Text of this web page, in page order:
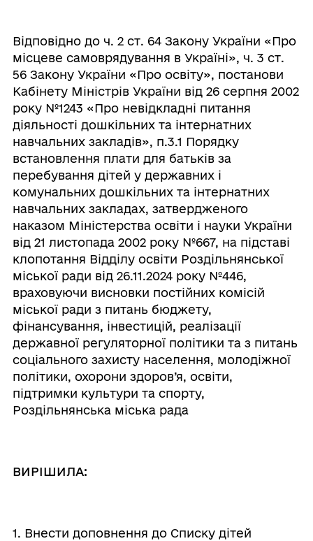
Відповідно до ч. 2 ст. 64 Закону України «Про
місцеве самоврядування в Україні», ч. 3 ст.
56 Закону України «Про освіту», постанови
Кабінету Міністрів України від 26 серпня 2002
року №1243 «Про невідкладні питання
діяльності дошкільних та інтернатних
навчальних закладів», п.3.1 Порядку
встановлення плати для батьків за
перебування дітей у державних і
комунальних дошкільних та інтернатних
навчальних закладах, затвердженого
наказом Міністерства освіти і науки України
від 21 листопада 2002 року №667, на підставі
клопотання Відділу освіти Роздільнянської
міської ради від 26.11.2024 року №446,
враховуючи висновки постійних комісій
міської ради з питань бюджету,
фінансування, інвестицій, реалізації
державної регуляторної політики та з питань
соціального захисту населення, молодіжної
політики, охорони здоров’я, освіти,
підтримки культури та спорту,
Роздільнянська міська рада
ВИРІШИЛА:
1. Внести доповнення до Списку дітей